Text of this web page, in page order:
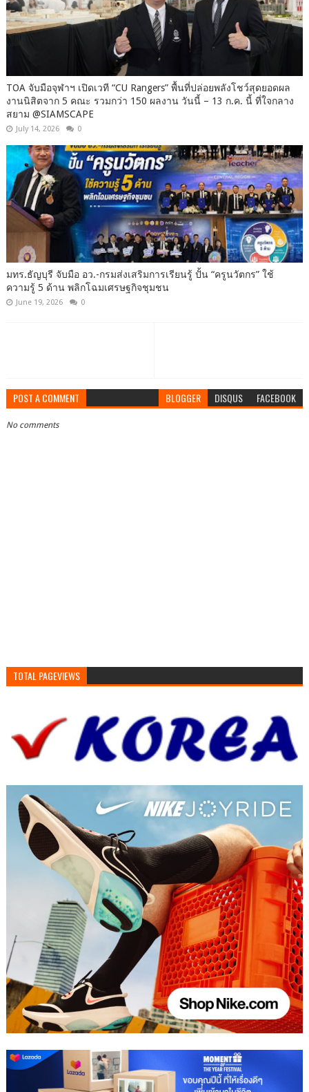
TOA จับมือจุฬาฯ เปิดเวที “CU Rangers” พื้นที่ปล่อยพลังโชว์สุดยอดผล
งานนิสิตจาก 5 คณะ รวมกว่า 150 ผลงาน วันนี้ – 13 ก.ค. นี้ ที่ใจกลาง
สยาม @SIAMSCAPE
July 14, 2026 0
มทร.ธัญบุรี จับมือ อว.-กรมส่งเสริมการเรียนรู้ ปั้น “ครูนวัตกร” ใช้
ความรู้ 5 ด้าน พลิกโฉมเศรษฐกิจชุมชน
June 19, 2026 0
POST A COMMENT BLOGGER DISQUS FACEBOOK
No comments
TOTAL PAGEVIEWS